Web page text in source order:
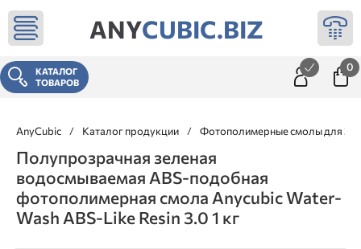
ANYCUBIC.BIZ
КАТАЛОГ
ТОВАРОВ
0
AnyCubic / Каталог продукции / Фотополимерные смолы для 3д
Полупрозрачная зеленая
водосмываемая ABS-подобная
фотополимерная смола Anycubic Water-
Wash ABS-Like Resin 3.0 1 кг